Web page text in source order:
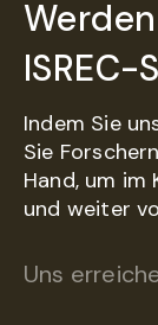
Indem Sie
Sie
Hand, um im
und weiter
Uns